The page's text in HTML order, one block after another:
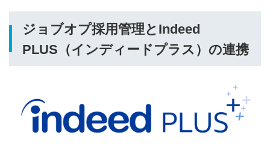
ジョブオプ採用管理とIndeed
PLUS（インディードプラス）の連携